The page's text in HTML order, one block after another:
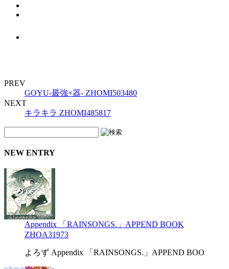
PREV
GOYU‐最強×器‐ ZHOMI503480
NEXT
キラキラ ZHOMI485817
NEW ENTRY
Appendix 「RAINSONGS.」APPEND BOOK
ZHOA31973
よろず Appendix 「RAINSONGS.」APPEND BOO